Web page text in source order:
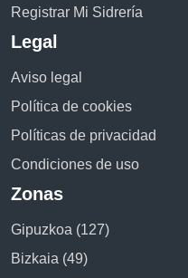
Registrar Mi Sidrería
Legal
Aviso legal
Política de cookies
Políticas de privacidad
Condiciones de uso
Zonas
Gipuzkoa (127)
Bizkaia (49)